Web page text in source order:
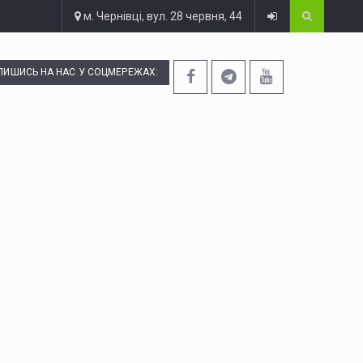
м. Чернівці, вул. 28 червня, 44
НА НАС У СОЦМЕРЕЖАХ: